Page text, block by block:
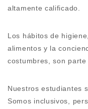
altamente calificado.
Los hábitos de
alimentos y la
costumbres, son
Nuestros estudiantes
Somos inclusivos,